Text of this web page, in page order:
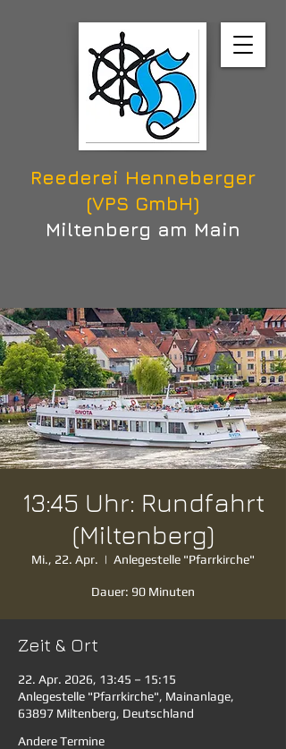
Reederei Henneberger
(VPS GmbH)
Miltenberg am Main
13:45 Uhr: Rundfahrt
(Miltenberg)
Mi., 22. Apr.
  |
Anlegestelle "Pfarrkirche"
Dauer: 90 Minuten
Zeit & Ort
22. Apr. 2026, 13:45 – 15:15
Anlegestelle "Pfarrkirche", Mainanlage,
63897 Miltenberg, Deutschland
Andere Termine